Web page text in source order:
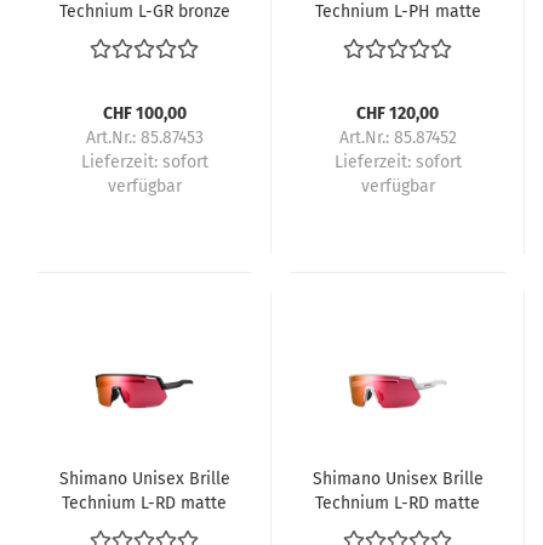
Technium L-GR bronze
gold
CHF 100,00
Art.Nr.: 85.87453
Lieferzeit: sofort
verfügbar
Technium L-PH matte
black
CHF 120,00
Art.Nr.: 85.87452
Lieferzeit: sofort
verfügbar
Shimano Unisex Brille
Technium L-RD matte
black
Shimano Unisex Brille
Technium L-RD matte
white